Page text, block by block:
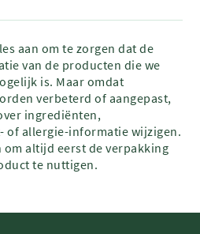
aan om te zorgen dat de
van de producten die we
is. Maar omdat
verbeterd of aangepast,
ingrediënten,
of allergie-informatie wijzigen.
om altijd eerst de verpakking
te nuttigen.